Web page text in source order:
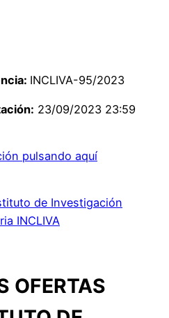
INCLIVA-95/2023
23/09/2023 23:59
pulsando aquí
de Investigación
INCLIVA
OFERTAS